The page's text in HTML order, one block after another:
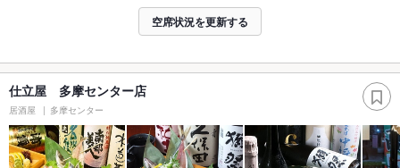
空席状況を更新する
仕立屋 多摩センター店
居酒屋 多摩センター